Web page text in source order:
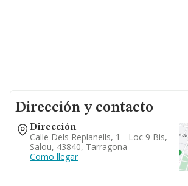
Dirección y contacto
Dirección
Calle Dels Replanells, 1 - Loc 9 Bis,
Salou, 43840, Tarragona
Como llegar